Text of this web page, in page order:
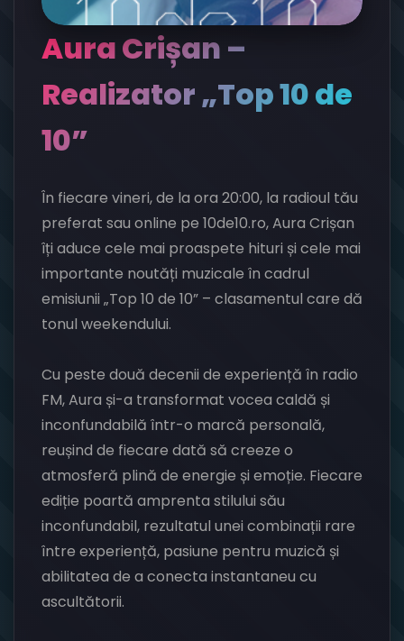
Aura Crișan –
Realizator „Top 10 de
10”
În fiecare vineri, de la ora 20:00, la radioul tău
preferat sau online pe 10de10.ro, Aura Crișan
îți aduce cele mai proaspete hituri și cele mai
importante noutăți muzicale în cadrul
emisiunii „Top 10 de 10” – clasamentul care dă
tonul weekendului.
Cu peste două decenii de experiență în radio
FM, Aura și-a transformat vocea caldă și
inconfundabilă într-o marcă personală,
reușind de fiecare dată să creeze o
atmosferă plină de energie și emoție. Fiecare
ediție poartă amprenta stilului său
inconfundabil, rezultatul unei combinații rare
între experiență, pasiune pentru muzică și
abilitatea de a conecta instantaneu cu
ascultătorii.